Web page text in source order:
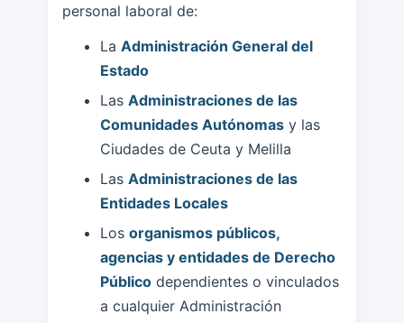
personal laboral de:
LaAdministración General del
Estado
LasAdministraciones de las
Comunidades Autónomas y las
Ciudades de Ceuta y Melilla
LasAdministraciones de las
Entidades Locales
Losorganismos públicos,
agencias y entidades de Derecho
Público dependientes o vinculados
a cualquier Administración